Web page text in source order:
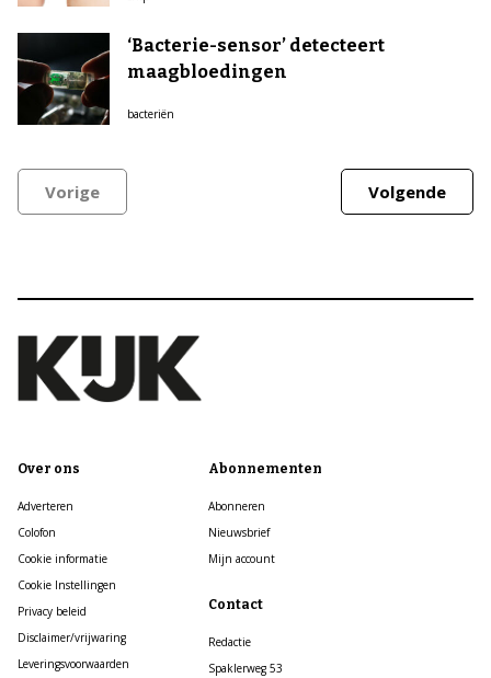
‘Bacterie-sensor’ detecteert
maagbloedingen
bacteriën
Vorige Volgende
Over ons
Adverteren
Colofon
Cookie informatie
Cookie Instellingen
Privacy beleid
Disclaimer/vrijwaring
Leveringsvoorwaarden
Abonnementen
Abonneren
Nieuwsbrief
Mijn account
Contact
Redactie
Spaklerweg 53